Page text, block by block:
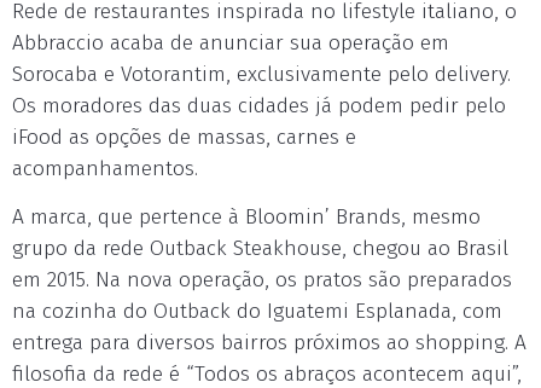
Rede de restaurantes inspirada no lifestyle italiano, o
Abbraccio acaba de anunciar sua operação em
Sorocaba e Votorantim, exclusivamente pelo delivery.
Os moradores das duas cidades já podem pedir pelo
iFood as opções de massas, carnes e
acompanhamentos.
A marca, que pertence à Bloomin’ Brands, mesmo
grupo da rede Outback Steakhouse, chegou ao Brasil
em 2015. Na nova operação, os pratos são preparados
na cozinha do Outback do Iguatemi Esplanada, com
entrega para diversos bairros próximos ao shopping. A
filosofia da rede é “Todos os abraços acontecem aqui”,